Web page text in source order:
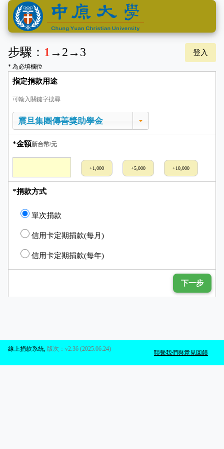
步驟： 1→ 2→ 3 登入
* 為必填欄位
指定捐款用途
可輸入關鍵字搜尋
*金額新台幣/元
+1,000 +5,000 +10,000
*捐款方式
單次捐款
信用卡定期捐款(每月)
信用卡定期捐款(每年)
下一步
聯繫我們與意見回饋
線上捐款系統 版次：v2.36 (2025.06.24)